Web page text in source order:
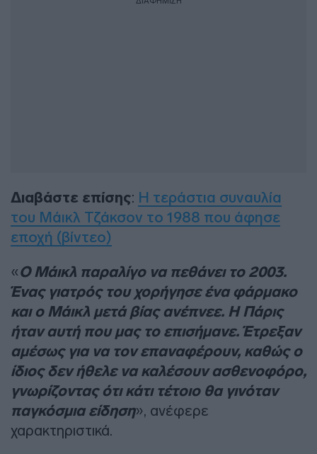
Διαβάστε επίσης: Η τεράστια συναυλία
του Μάικλ Τζάκσον το 1988 που άφησε
εποχή (βίντεο)
«Ο Μάικλ παραλίγο να πεθάνει το 2003.
Ένας γιατρός του χορήγησε ένα φάρμακο
και ο Μάικλ μετά βίας ανέπνεε. Η Πάρις
ήταν αυτή που μας το επισήμανε. Έτρεξαν
αμέσως για να τον επαναφέρουν, καθώς ο
ίδιος δεν ήθελε να καλέσουν ασθενοφόρο,
γνωρίζοντας ότι κάτι τέτοιο θα γινόταν
παγκόσμια είδηση», ανέφερε
χαρακτηριστικά.